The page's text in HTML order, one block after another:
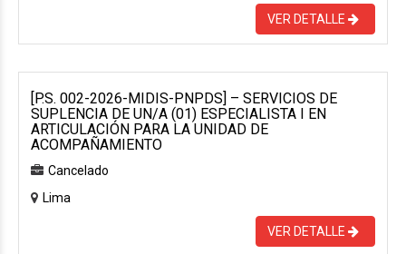
VER DETALLE
[P.S. 002-2026-MIDIS-PNPDS] – SERVICIOS DE
SUPLENCIA DE UN/A (01) ESPECIALISTA I EN
ARTICULACIÓN PARA LA UNIDAD DE
ACOMPAÑAMIENTO
Cancelado
Lima
VER DETALLE